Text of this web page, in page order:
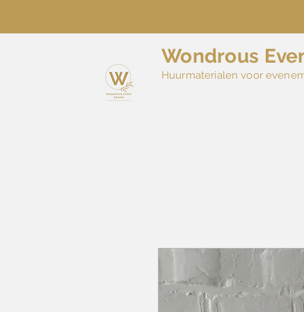
Wondrous
Huurmaterialen voor